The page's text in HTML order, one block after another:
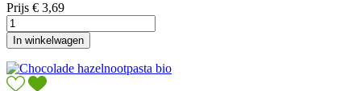
Prijs € 3,69
In winkelwagen